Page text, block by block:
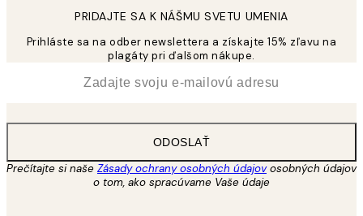
PRIDAJTE SA K NÁŠMU SVETU UMENIA
Prihláste sa na odber newslettera a získajte 15% zľavu na
plagáty pri ďalšom nákupe.
ODOSLAŤ
Prečítajte si naše Zásady ochrany osobných údajovosobných údajov
o tom, ako spracúvame Vaše údaje